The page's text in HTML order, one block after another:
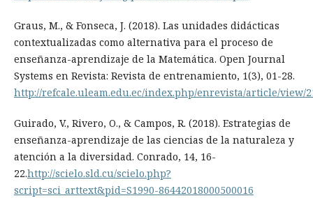
Graus, M., & Fonseca, J. (2018). Las unidades didácticas
contextualizadas como alternativa para el proceso de
enseñanza-aprendizaje de la Matemática. Open Journal
Systems en Revista: Revista de entrenamiento, 1(3), 01-28.
http://refcale.uleam.edu.ec/index.php/enrevista/article/view/
Guirado, V., Rivero, O., & Campos, R. (2018). Estrategias de
enseñanza-aprendizaje de las ciencias de la naturaleza y
atención a la diversidad. Conrado, 14, 16-
22.http://scielo.sld.cu/scielo.php?
script=sci_arttext&pid=S1990-86442018000500016